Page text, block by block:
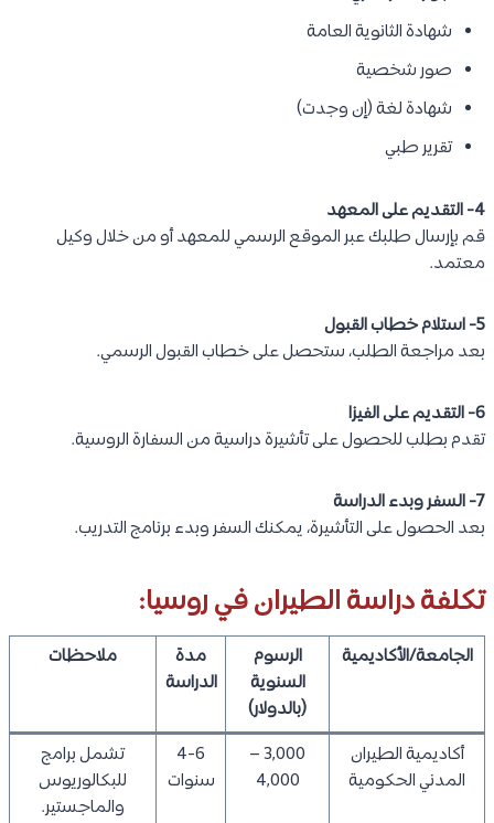
شهادة الثانوية العامة
صور شخصية
شهادة لغة (إن وجدت)
تقرير طبي
4- التقديم على المعهد
قم بإرسال طلبك عبر الموقع الرسمي للمعهد أو من خلال وكيل
معتمد.
5- استلام خطاب القبول
بعد مراجعة الطلب، ستحصل على خطاب القبول الرسمي.
6- التقديم على الفيزا
تقدم بطلب للحصول على تأشيرة دراسية من السفارة الروسية.
7- السفر وبدء الدراسة
بعد الحصول على التأشيرة، يمكنك السفر وبدء برنامج التدريب.
تكلفة دراسة الطيران في روسيا:
الجامعة/الأكاديمية
الرسوم
السنوية
(بالدولار)
مدة
الدراسة
ملاحظات
أكاديمية الطيران
المدني الحكومية
3,000 –
4,000
4-6
سنوات
تشمل برامج
للبكالوريوس
والماجستير.